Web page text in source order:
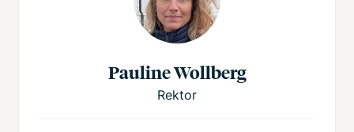
Pauline Wollberg
Rektor